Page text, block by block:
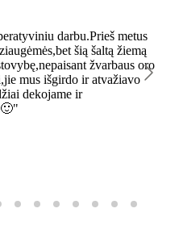
darbu.Prieš metus
šią šaltą žiemą
žvarbaus oro
mus išgirdo ir atvažiavo
dekojame ir